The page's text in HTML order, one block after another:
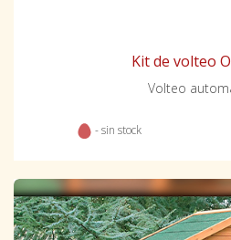
Kit de volteo
Volteo
- sin stock